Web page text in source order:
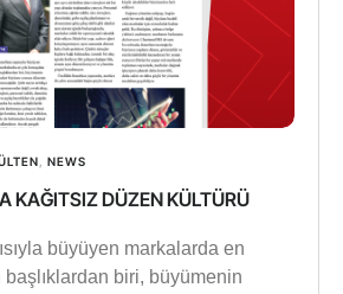
, NEWS
KAĞITSIZ DÜZEN KÜLTÜRÜ
büyüyen markalarda en
biri, büyümenin